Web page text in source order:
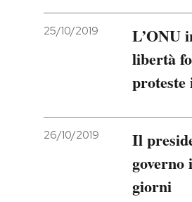
CALENDARIO
AREA PERSONALE
Entra
25/10/2019
L’ONU
libertà
26/10/2019
Il
governo
giorni